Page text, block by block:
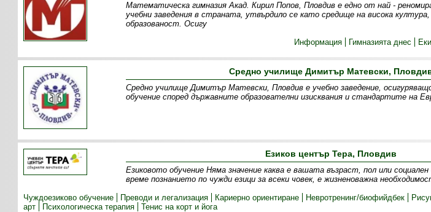
Математическа гимназия Акад. Кирил Попов, Пловдив е едно от най -
учебни заведения в страната, утвърдило се като средище на висока
образованост. Осигу
Информация
Гимназията днес
Средно училище Димитър Матевски,
Средно училище Димитър Матевски, Пловдив е учебно заведение,
обучение според държавните образователни изисквания и стандартите на
Езиков център Тера, Пловдив
Eзиковото обучение Няма значение каква е вашата възраст, пол или
време познанието по чужди езици за всеки човек, е жизненоважна
Чуждоезиково обучение
Преводи и легализация Кариерно ориентиране Невротренинг/биофийдбек
арт
Психологическа терапия Тенис на корт и йога